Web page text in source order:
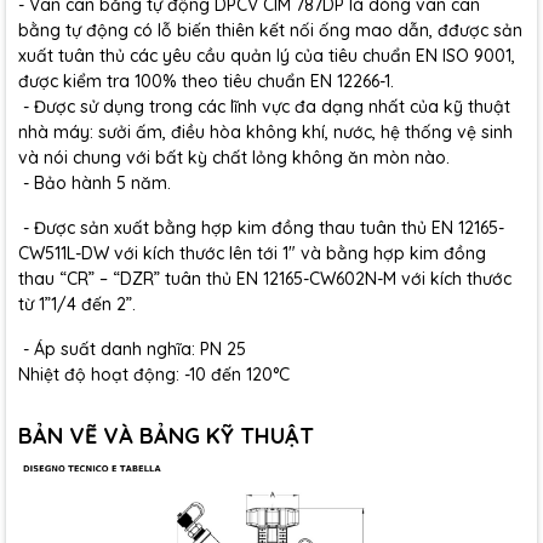
- Van cân bằng tự động DPCV CIM 787DP là dòng van cân
bằng tự động có lỗ biến thiên kết nối ống mao dẫn, đđược sản
xuất tuân thủ các yêu cầu quản lý của tiêu chuẩn EN ISO 9001,
được kiểm tra 100% theo tiêu chuẩn EN 12266-1.
- Được sử dụng trong các lĩnh vực đa dạng nhất của kỹ thuật
nhà máy: sưởi ấm, điều hòa không khí, nước, hệ thống vệ sinh
và nói chung với bất kỳ chất lỏng không ăn mòn nào.
- Bảo hành 5 năm.
- Được sản xuất bằng hợp kim đồng thau tuân thủ EN 12165-
CW511L-DW với kích thước lên tới 1" và bằng hợp kim đồng
thau “CR” – “DZR” tuân thủ EN 12165-CW602N-M với kích thước
từ 1”1/4 đến 2”.
- Áp suất danh nghĩa: PN 25
Nhiệt độ hoạt động: -10 đến 120°C
BẢN VẼ VÀ BẢNG KỸ THUẬT